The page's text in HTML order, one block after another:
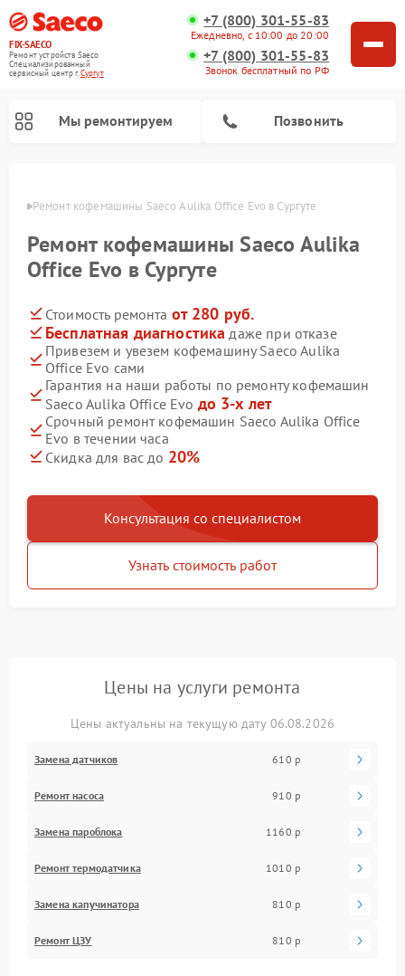
FIX-SAECO
Ремонт устройств Saeco
Специализированный
cервисный центр г.Сургут
+7 (800) 301-55-83
Ежедневно, с 10:00 до 20:00
+7 (800) 301-55-83
Звонок бесплатный по РФ
Мы ремонтируем Позвонить
Ремонт кофемашины Saeco Aulika Office Evo в Сургуте
Ремонт кофемашины Saeco Aulika
Office Evo в Сургуте
Стоимость ремонта от 280 руб.
Бесплатная диагностика даже при отказе
Привезем и увезем кофемашину Saeco Aulika
Office Evo сами
Гарантия на наши работы по ремонту кофемашин
Saeco Aulika Office Evo до 3-х лет
Срочный ремонт кофемашин Saeco Aulika Office
Evo в течении часа
Скидка для вас до 20%
Консультация со специалистом
Узнать стоимость работ
Цены на услуги ремонта
Цены актуальны на текущую дату 06.08.2026
Замена датчиков 610 р
Ремонт насоса 910 р
Замена пароблока 1160 р
Ремонт термодатчика 1010 р
Замена капучинатора 810 р
Ремонт ЦЗУ 810 р